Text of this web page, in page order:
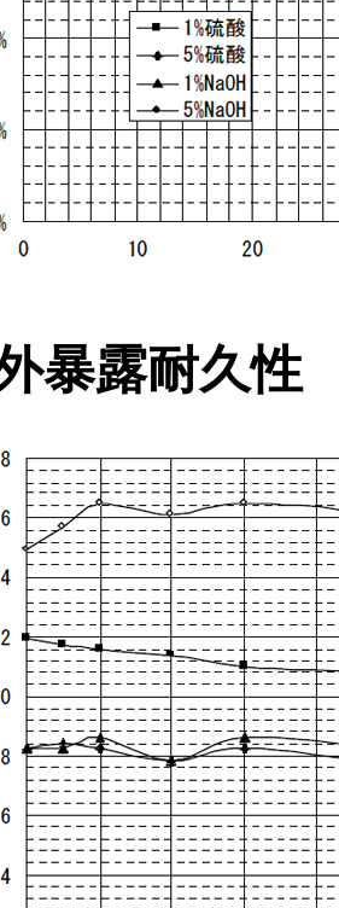
暴露耐久性